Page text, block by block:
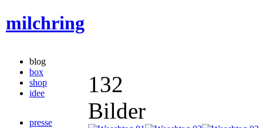
milchring
blog
box
shop
idee
presse
132
Bilder